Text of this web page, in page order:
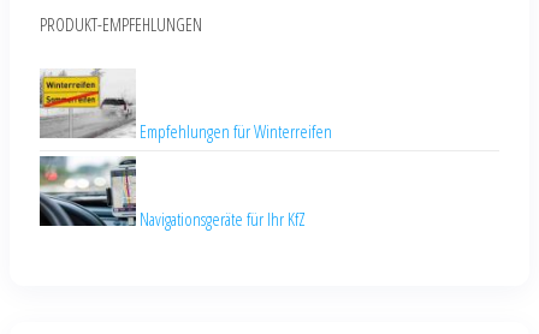
PRODUKT-EMPFEHLUNGEN
Empfehlungen für Winterreifen
Navigationsgeräte für Ihr KfZ